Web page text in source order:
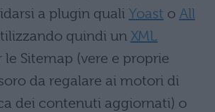
a plugin quali Yoast o All
quindi un XML
Sitemap (vere e proprie
da regalare ai motori di
dei contenuti aggiornati) o